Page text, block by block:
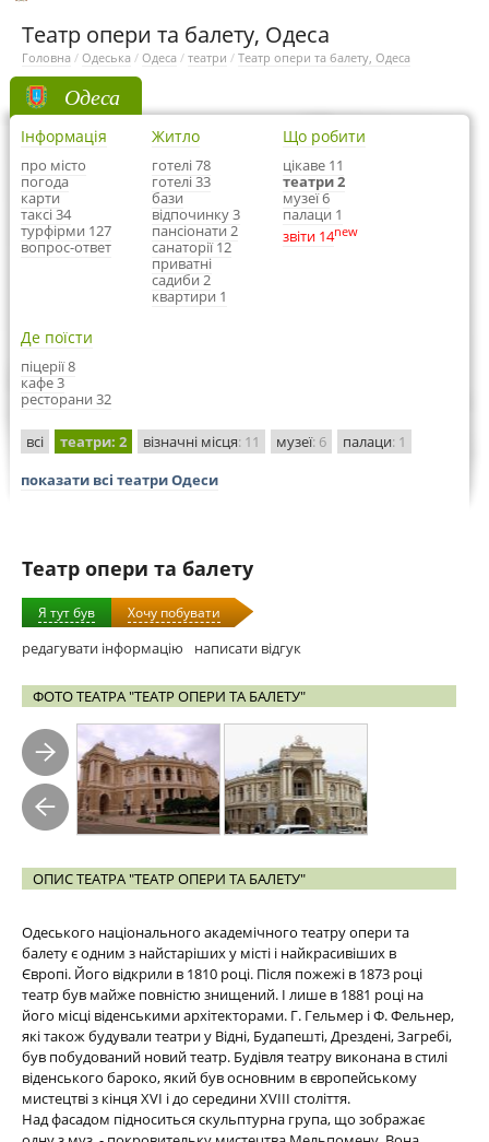
Театр опери та балету, Одеса
Головна / Одеська / Одеса / театри / Театр опери та балету, Одеса
Одеса
Інформація
про місто
погода
карти
таксі 34
турфірми 127
вопрос-ответ
Житло
готелі 78
готелі 33
бази
відпочинку 3
пансіонати 2
санаторії 12
приватні
садиби 2
квартири 1
Що робити
цікаве 11
театри 2
музеї 6
палаци 1
звіти 14new
Де поїсти
піцерії 8
кафе 3
ресторани 32
всі театри: 2 візначні місця: 11 музеї: 6 палаци: 1
показати всі театри Одеси
Театр опери та балету
Я тут був Хочу побувати
редагувати інформацію написати відгук
ФОТО ТЕАТРА "ТЕАТР ОПЕРИ ТА БАЛЕТУ"
ОПИС ТЕАТРА "ТЕАТР ОПЕРИ ТА БАЛЕТУ"
Одеського національного академічного театру опери та
балету є одним з найстаріших у місті і найкрасивіших в
Європі. Його відкрили в 1810 році. Після пожежі в 1873 році
театр був майже повністю знищений. І лише в 1881 році на
його місці віденськими архітекторами. Г. Гельмер і Ф. Фельнер,
які також будували театри у Відні, Будапешті, Дрездені, Загребі,
був побудований новий театр. Будівля театру виконана в стилі
віденського бароко, який був основним в європейському
мистецтві з кінця XVI і до середини XVIII століття.
Над фасадом підноситься скульптурна група, що зображає